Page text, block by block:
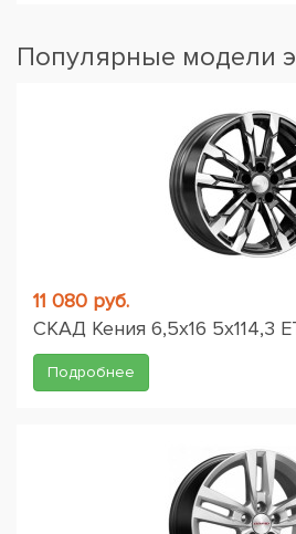
Популярные модели
11 080 руб.
СКАД Кения 6,5x16 5x114,3
Подробнее